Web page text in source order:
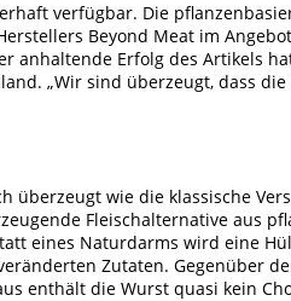
verfügbar. Die
Beyond Meat im
anhaltende Erfolg des Artikels
„Wir sind überzeugt, dass
wie die klassische
Fleischalternative aus
eines Naturdarms wird eine
Zutaten. Gegenüber
enthält die Wurst quasi kein